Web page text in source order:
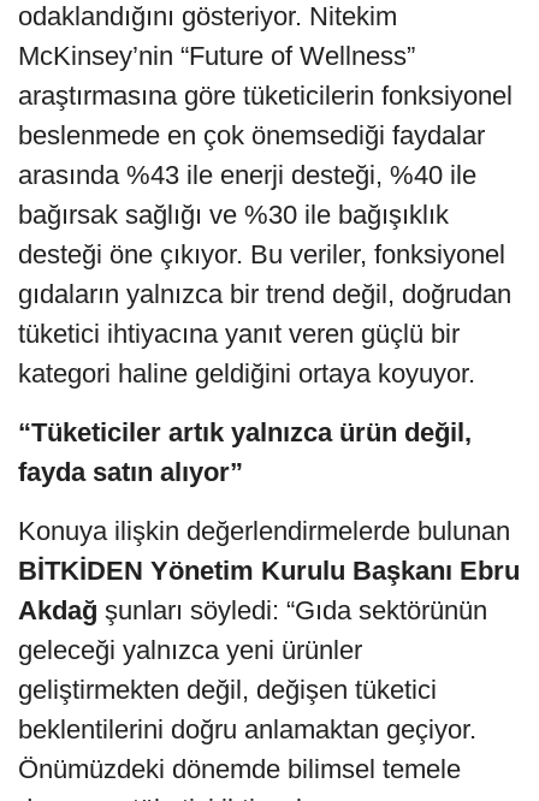
odaklandığını gösteriyor. Nitekim
McKinsey’nin “Future of Wellness”
araştırmasına göre tüketicilerin fonksiyonel
beslenmede en çok önemsediği faydalar
arasında %43 ile enerji desteği, %40 ile
bağırsak sağlığı ve %30 ile bağışıklık
desteği öne çıkıyor. Bu veriler, fonksiyonel
gıdaların yalnızca bir trend değil, doğrudan
tüketici ihtiyacına yanıt veren güçlü bir
kategori haline geldiğini ortaya koyuyor.
“Tüketiciler artık yalnızca ürün değil,
fayda satın alıyor”
Konuya ilişkin değerlendirmelerde bulunan
BİTKİDEN Yönetim Kurulu Başkanı Ebru
Akdağ şunları söyledi: “Gıda sektörünün
geleceği yalnızca yeni ürünler
geliştirmekten değil, değişen tüketici
beklentilerini doğru anlamaktan geçiyor.
Önümüzdeki dönemde bilimsel temele